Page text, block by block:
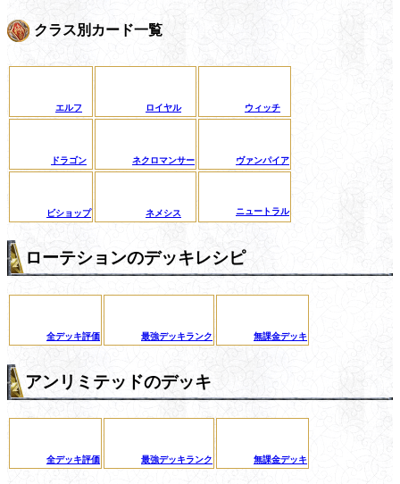
クラス別カード一覧
エルフ ロイヤル ウィッチ
ドラゴン ネクロマンサー ヴァンパイア
ビショップ ネメシス ニュートラル
ローテションのデッキレシピ
全デッキ評価 最強デッキランク 無課金デッキ
アンリミテッドのデッキ
全デッキ評価 最強デッキランク 無課金デッキ